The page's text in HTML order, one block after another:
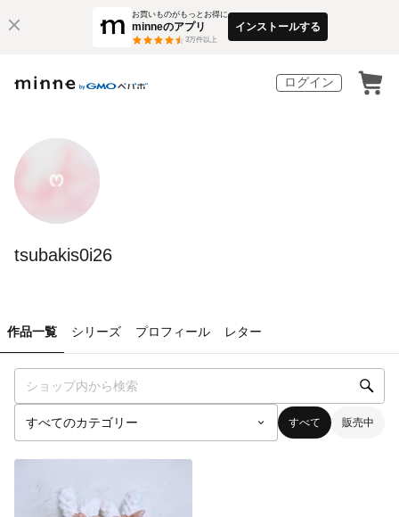
お買いものがもっとお得に
minneのアプリ
3万件以上
インストールする
ログイン
tsubakis0i26
作品一覧 シリーズ プロフィール レター
すべて 販売中